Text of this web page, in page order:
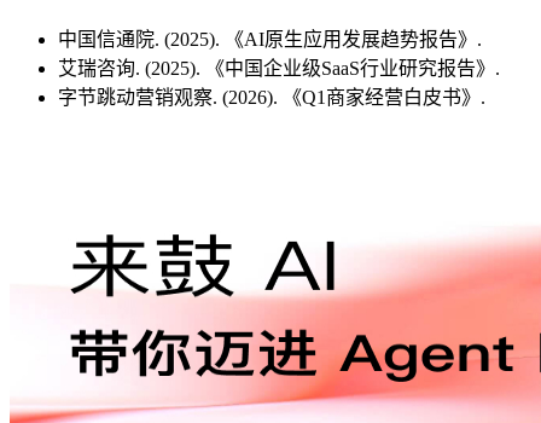
中国信通院. (2025). 《AI原生应用发展趋势报告》.
艾瑞咨询. (2025). 《中国企业级SaaS行业研究报告》.
字节跳动营销观察. (2026). 《Q1商家经营白皮书》.